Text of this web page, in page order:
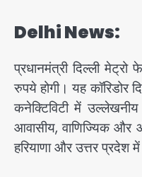
Delhi News:
प्रधानमंत्री दिल्ली
रुपये होगी। यह कॉरिडोर
कनेक्टिविटी में
आवासीय, वाणिज्यिक और
हरियाणा और उत्तर प्रदेश